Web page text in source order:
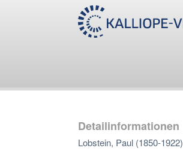
Detailinformationen
Lobstein, Paul (1850-1922)